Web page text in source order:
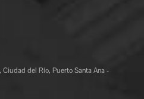
del Río, Puerto Santa Ana -